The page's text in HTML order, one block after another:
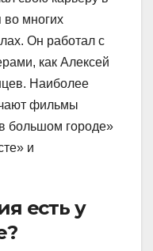
во многих
Он работал с
как Алексей
Наиболее
фильмы
большом городе»
и
есть у